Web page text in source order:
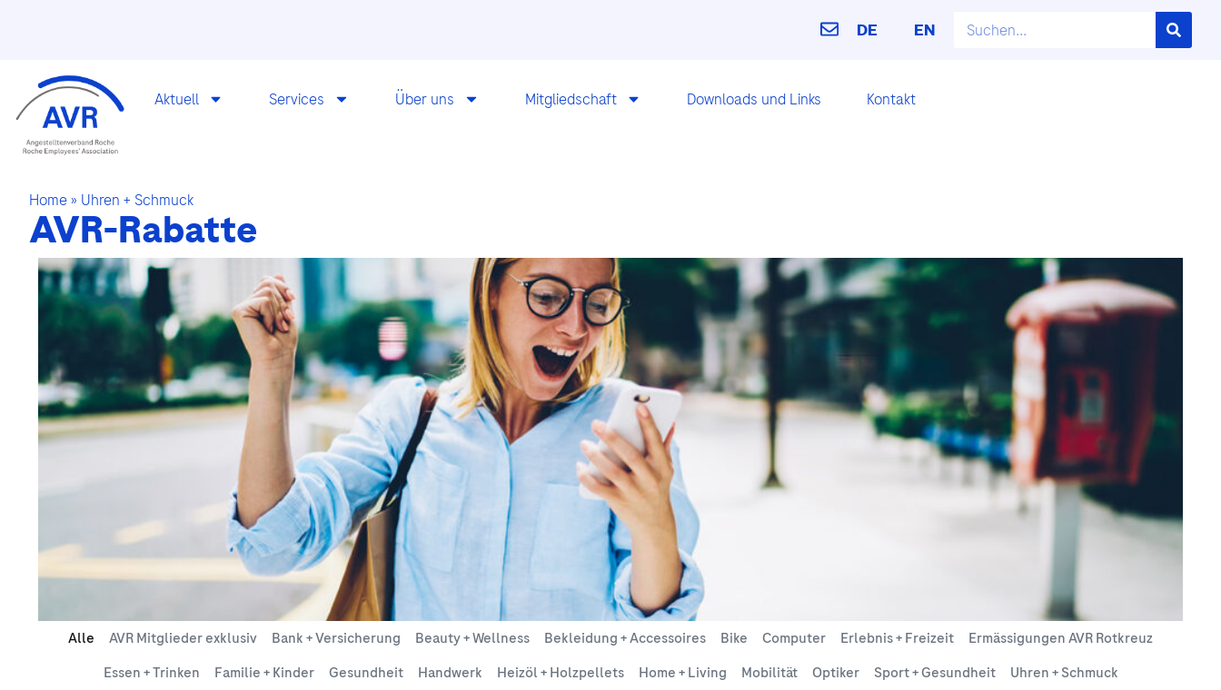
DE EN
Aktuell Services Über uns Mitgliedschaft Downloads und Links Kontakt
Home» Uhren + Schmuck
AVR-Rabatte
AVR Mitglieder exklusiv Bank + Versicherung Beauty + Wellness Bekleidung + Accessoires Bike Computer Erlebnis + Freizeit
Ermässigungen AVR Rotkreuz
Essen + Trinken
Familie + Kinder Gesundheit Handwerk Heizöl + Holzpellets Home + Living Mobilität Optiker Sport + Gesundheit
Uhren + Schmuck
Alle